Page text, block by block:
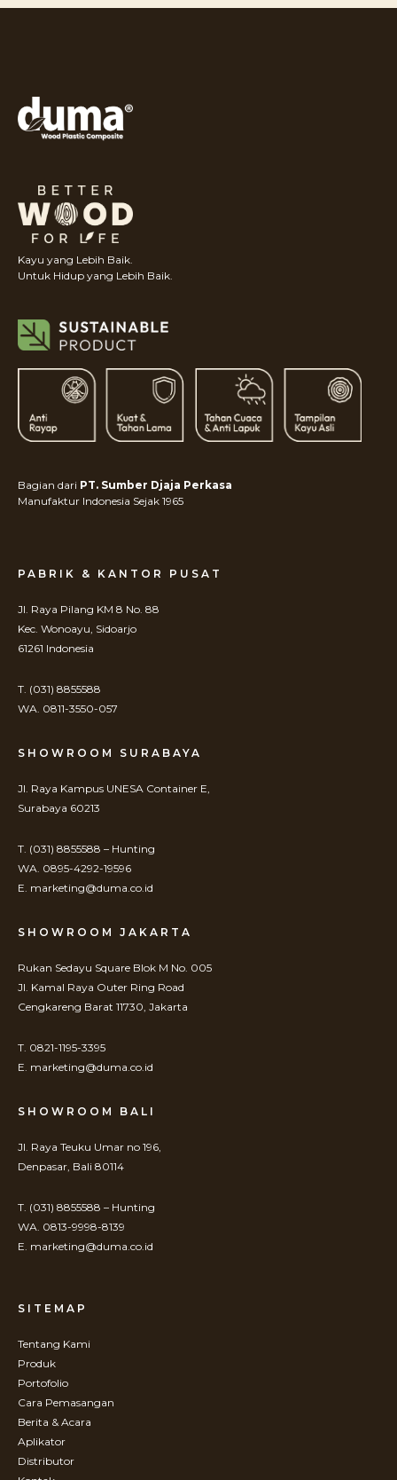
Kayu yang Lebih Baik.
Untuk Hidup yang Lebih Baik.
Bagian dari PT. Sumber Djaja Perkasa
Manufaktur Indonesia Sejak 1965
PABRIK & KANTOR PUSAT
Jl. Raya Pilang KM 8 No. 88
Kec. Wonoayu, Sidoarjo
61261 Indonesia
T. (031) 8855588
WA. 0811-3550-057
SHOWROOM SURABAYA
Jl. Raya Kampus UNESA Container E,
Surabaya 60213
T. (031) 8855588 – Hunting
WA. 0895-4292-19596
E. marketing@duma.co.id
SHOWROOM JAKARTA
Rukan Sedayu Square Blok M No. 005
Jl. Kamal Raya Outer Ring Road
Cengkareng Barat 11730, Jakarta
T. 0821-1195-3395
E. marketing@duma.co.id
SHOWROOM BALI
Jl. Raya Teuku Umar no 196,
Denpasar, Bali 80114
T. (031) 8855588 – Hunting
WA. 0813-9998-8139
E. marketing@duma.co.id
SITEMAP
Tentang Kami
Produk
Portofolio
Cara Pemasangan
Berita & Acara
Aplikator
Distributor